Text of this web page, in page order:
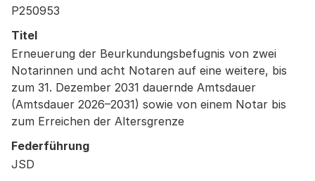
P250953
Titel
Erneuerung der Beurkundungsbefugnis von zwei
Notarinnen und acht Notaren auf eine weitere, bis
zum 31. Dezember 2031 dauernde Amtsdauer
(Amtsdauer 2026–2031) sowie von einem Notar bis
zum Erreichen der Altersgrenze
Federführung
JSD